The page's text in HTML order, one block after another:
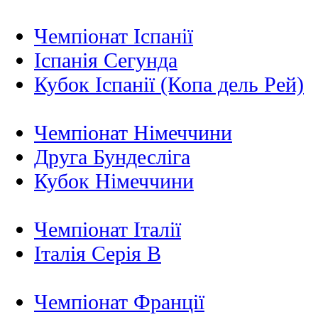
Чемпіонат Іспанії
Іспанія Сегунда
Кубок Іспанії (Копа дель Рей)
Чемпіонат Німеччини
Друга Бундесліга
Кубок Німеччини
Чемпіонат Італії
Італія Серія B
Чемпіонат Франції